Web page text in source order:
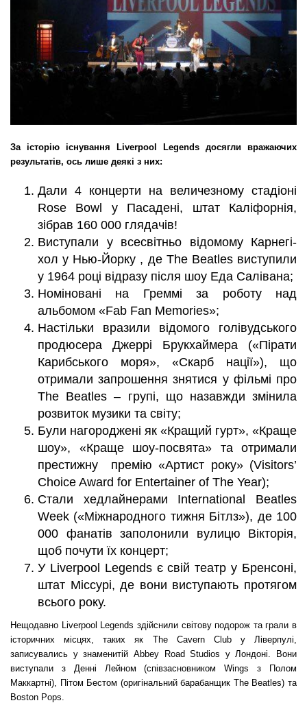
За історію існування Liverpool Legends досягли вражаючих
результатів, ось лише деякі з них:
Дали 4 концерти на величезному стадіоні
Rose Bowl у Пасадені, штат Каліфорнія,
зібрав 160 000 глядачів!
Виступали у всесвітньо відомому Карнегі-
хол у Нью-Йорку , де The Beatles виступили
у 1964 році відразу після шоу Еда Салівана;
Номіновані на Греммі за роботу над
альбомом «Fab Fan Memories»;
Настільки вразили відомого голівудського
продюсера Джеррі Брукхаймера («Пірати
Карибського моря», «Скарб нації»), що
отримали запрошення знятися у фільмі про
The Beatles – групі, що назавжди змінила
розвиток музики та світу;
Були нагороджені як «Кращий гурт», «Краще
шоу», «Краще шоу-посвята» та отримали
престижну премію «Артист року» (Visitors’
Choice Award for Entertainer of The Year);
Стали хедлайнерами International Beatles
Week («Міжнародного тижня Бітлз»), де 100
000 фанатів заполонили вулицю Вікторія,
щоб почути їх концерт;
У Liverpool Legends є свій театр у Бренсоні,
штат Міссурі, де вони виступають протягом
всього року.
Нещодавно Liverpool Legends здійснили світову подорож та грали в
історичних місцях, таких як The Cavern Club у Ліверпулі,
записувались у знаменитій Abbey Road Studios у Лондоні. Вони
виступали з Денні Лейном (співзасновником Wings з Полом
Маккартні), Пітом Бестом (оригінальний барабанщик The Beatles) та
Boston Pops.